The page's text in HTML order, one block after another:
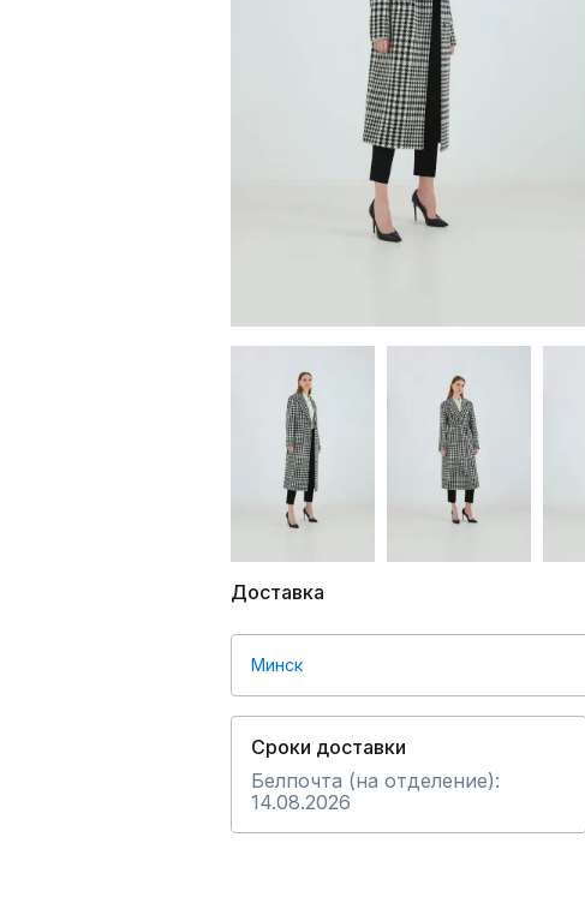
Доставка
Минск
Сроки доставки
Белпочта (на отделение):
14.08.2026